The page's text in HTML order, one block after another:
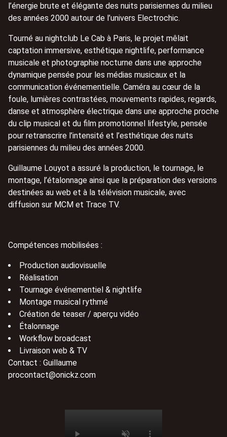
l’énergie brute et élégante des nuits parisiennes du milieu
des années 2000 autour de l’univers Electrochic.
Tourné au nightclub Le Cab à Paris, le projet mêlait
captation immersive, esthétique nightlife, performance
musicale et photographie nocturne dans une approche
dynamique pensée pour les médias musicaux et la
communication événementielle. Caméra au cœur de la
foule, lumières contrastées, mouvements rapides, regards,
danse et atmosphère électrique dans une approche proche
du clip musical et du film promotionnel lifestyle, pensée
pour retranscrire l’intensité et l’esthétique des nuits
parisiennes du milieu des années 2000.
Guillaume Louyot a assuré la production, le tournage, le
montage, l’étalonnage ainsi que la préparation des versions
destinées au web et à la télévision musicale, avec
diffusion sur MCM et Trace TV.
Compétences mobilisées :
Production audiovisuelle
Réalisation
Tournage événementiel & nightlife
Montage musical rythmé
Création de teaser / aperçu vidéo
Étalonnage
Workflow broadcast
Livraison web & TV
Contact : Guillaume
procontact@onickz.com